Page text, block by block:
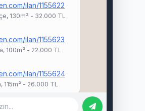
ilan/1155622
130m² - 32.000 TL
ilan/1155623
100m² - 22.000 TL
ilan/1155624
115m² - 26.000 TL